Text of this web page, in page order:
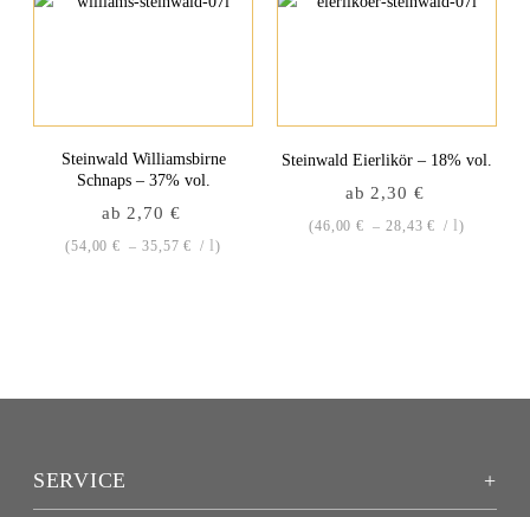
Steinwald Williamsbirne
Schnaps – 37% vol.
ab 2,70 €
(54,00€ –35,57€ / l)
Steinwald Eierlikör – 18% vol.
ab 2,30 €
(46,00€ –28,43€ / l)
SERVICE